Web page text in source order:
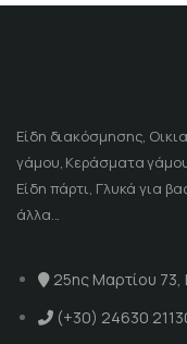
Είδη διακόσμησης,
γάμου, Κεράσματα
Είδη πάρτι, Γλυκά για
άλλα...
25ης Μαρτίου 73,
(+30) 24630